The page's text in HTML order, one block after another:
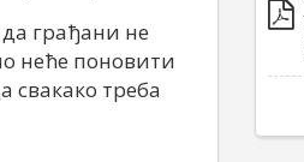
грађани не
неће поновити
свакако треба